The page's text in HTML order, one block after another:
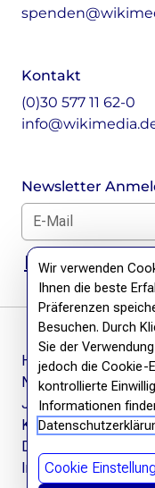
Kontakt
(0)30 577 11 62-0
Newsletter
E-Mail für Newsletter *
DSGVO Hinweis
Häufige Fragen
Newsletter
Jobs
Kontakt
Datenschutzerklärung
Impressum
Wir verwenden
Ihnen die beste
Präferenzen
Besuchen. Durch
Sie der
jedoch die Cookie-
kontrollierte
Informationen
Cookie